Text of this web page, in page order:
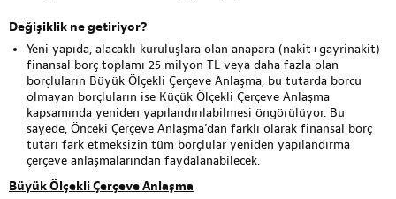
Değişiklik ne getiriyor?
Yeni yapıda, alacaklı kuruluşlara olan anapara (nakit+gayrinakit)
finansal borç toplamı 25 milyon TL veya daha fazla olan
borçluların Büyük Ölçekli Çerçeve Anlaşma, bu tutarda borcu
olmayan borçluların ise Küçük Ölçekli Çerçeve Anlaşma
kapsamında yeniden yapılandırılabilmesi öngörülüyor. Bu
sayede, Önceki Çerçeve Anlaşma’dan farklı olarak finansal borç
tutarı fark etmeksizin tüm borçlular yeniden yapılandırma
çerçeve anlaşmalarından faydalanabilecek.
Büyük Ölçekli Çerçeve Anlaşma